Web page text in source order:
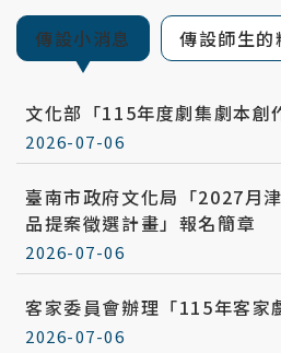
傳設小消息
傳設師生的
文化部「115年度劇集劇本創
2026-07-06
臺南市政府文化局「2027月
品提案徵選計畫」報名簡章
2026-07-06
客家委員會辦理「115年客家
2026-07-06